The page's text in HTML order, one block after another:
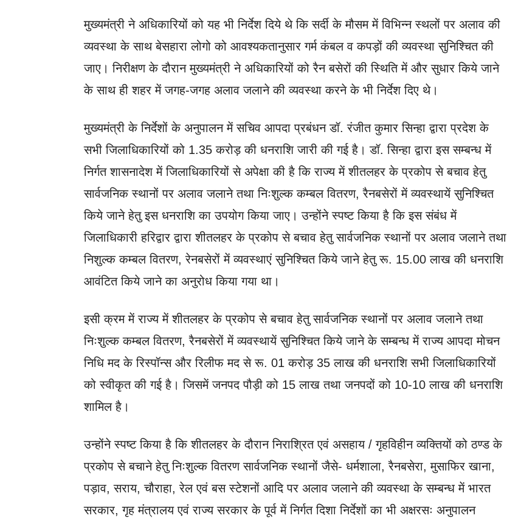
मुख्यमंत्री ने अधिकारियों को यह भी निर्देश दिये थे कि सर्दी के मौसम में विभिन्न स्थलों पर अलाव की
व्यवस्था के साथ बेसहारा लोगो को आवश्यकतानुसार गर्म कंबल व कपड़ों की व्यवस्था सुनिश्चित की
जाए। निरीक्षण के दौरान मुख्यमंत्री ने अधिकारियों को रैन बसेरों की स्थिति में और सुधार किये जाने
के साथ ही शहर में जगह-जगह अलाव जलाने की व्यवस्था करने के भी निर्देश दिए थे।
मुख्यमंत्री के निर्देशों के अनुपालन में सचिव आपदा प्रबंधन डॉ. रंजीत कुमार सिन्हा द्वारा प्रदेश के
सभी जिलाधिकारियों को 1.35 करोड़ की धनराशि जारी की गई है। डॉ. सिन्हा द्वारा इस सम्बन्ध में
निर्गत शासनादेश में जिलाधिकारियों से अपेक्षा की है कि राज्य में शीतलहर के प्रकोप से बचाव हेतु
सार्वजनिक स्थानों पर अलाव जलाने तथा निःशुल्क कम्बल वितरण, रैनबसेरों में व्यवस्थायें सुनिश्चित
किये जाने हेतु इस धनराशि का उपयोग किया जाए। उन्होंने स्पष्ट किया है कि इस संबंध में
जिलाधिकारी हरिद्वार द्वारा शीतलहर के प्रकोप से बचाव हेतु सार्वजनिक स्थानों पर अलाव जलाने तथा
निशुल्क कम्बल वितरण, रेनबसेरों में व्यवस्थाएं सुनिश्चित किये जाने हेतु रू. 15.00 लाख की धनराशि
आवंटित किये जाने का अनुरोध किया गया था।
इसी क्रम में राज्य में शीतलहर के प्रकोप से बचाव हेतु सार्वजनिक स्थानों पर अलाव जलाने तथा
निःशुल्क कम्बल वितरण, रैनबसेरों में व्यवस्थायें सुनिश्चित किये जाने के सम्बन्ध में राज्य आपदा मोचन
निधि मद के रिस्पॉन्स और रिलीफ मद से रू. 01 करोड़ 35 लाख की धनराशि सभी जिलाधिकारियों
को स्वीकृत की गई है। जिसमें जनपद पौड़ी को 15 लाख तथा जनपदों को 10-10 लाख की धनराशि
शामिल है।
उन्होंने स्पष्ट किया है कि शीतलहर के दौरान निराश्रित एवं असहाय / गृहविहीन व्यक्तियों को ठण्ड के
प्रकोप से बचाने हेतु निःशुल्क वितरण सार्वजनिक स्थानों जैसे- धर्मशाला, रैनबसेरा, मुसाफिर खाना,
पड़ाव, सराय, चौराहा, रेल एवं बस स्टेशनों आदि पर अलाव जलाने की व्यवस्था के सम्बन्ध में भारत
सरकार, गृह मंत्रालय एवं राज्य सरकार के पूर्व में निर्गत दिशा निर्देशों का भी अक्षरसः अनुपालन